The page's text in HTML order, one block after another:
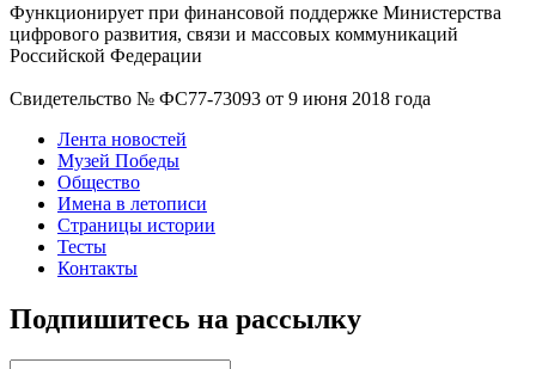
Функционирует при финансовой поддержке Министерства
цифрового развития, связи и массовых коммуникаций
Российской Федерации
Свидетельство № ФС77-73093 от 9 июня 2018 года
Лента новостей
Музей Победы
Общество
Имена в летописи
Страницы истории
Тесты
Контакты
Подпишитесь на рассылку